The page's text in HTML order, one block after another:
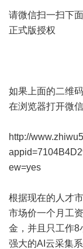
请微信扫一扫下
正式版授权
如果上面的二维
在浏览器打开微
http://
ew=yes
根据现在的人才
市场价一个月工
金，并且只工作8
强大的AI云采集